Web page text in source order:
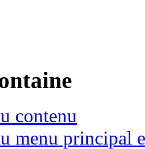
contenu
menu principal